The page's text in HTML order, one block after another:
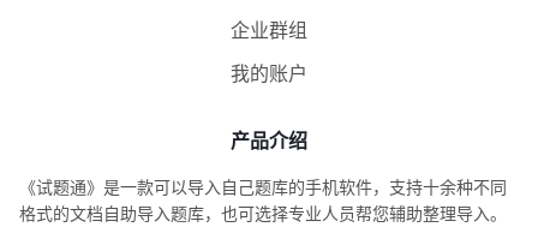
企业群组
我的账户
产品介绍
《试题通》是一款可以导入自己题库的手机软件，支持十余种不同
格式的文档自助导入题库，也可选择专业人员帮您辅助整理导入。